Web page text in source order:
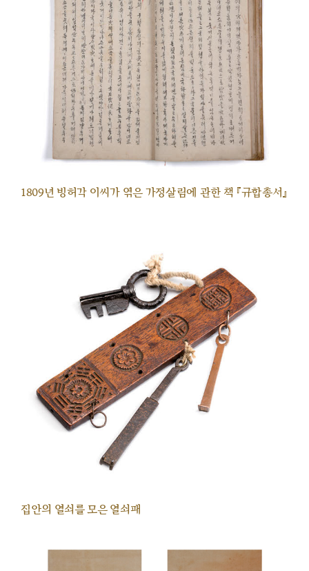
1809년 빙허각 이씨가 엮은 가정살림에 관한 책 『규합총서』
집안의 열쇠를 모은 열쇠패